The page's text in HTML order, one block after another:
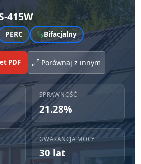
415W
PERC Bifacjalny
PDF Porównaj z innym
SPRAWNOŚĆ
21.28%
GWARANCJA MOCY
30 lat